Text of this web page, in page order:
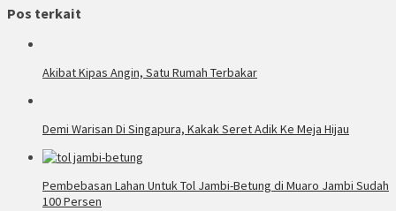
Pos terkait
Akibat Kipas Angin, Satu Rumah Terbakar
Demi Warisan Di Singapura, Kakak Seret Adik Ke Meja Hijau
Pembebasan Lahan Untuk Tol Jambi-Betung di Muaro Jambi Sudah
100 Persen